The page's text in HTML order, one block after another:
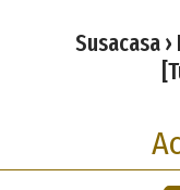
Susacasa